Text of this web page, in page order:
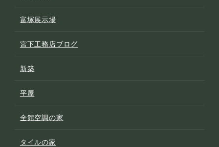
富塚展示場
宮下工務店ブログ
新築
平屋
全館空調の家
タイルの家